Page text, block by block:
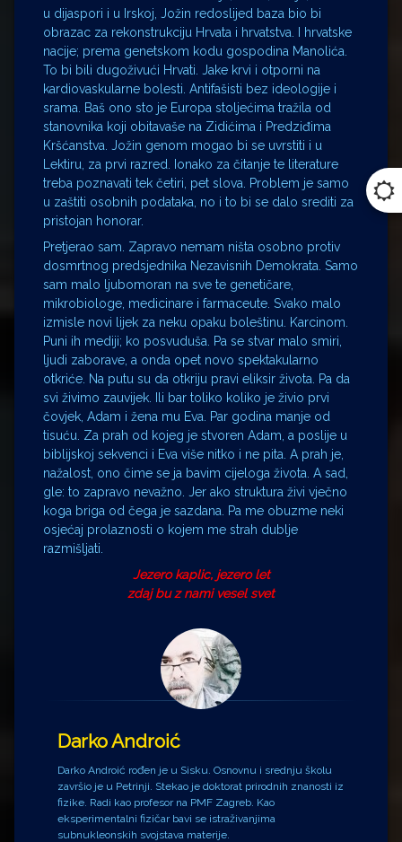
u dijaspori i u Irskoj, Jožin redoslijed baza bio bi
obrazac za rekonstrukciju Hrvata i hrvatstva. I hrvatske
nacije; prema genetskom kodu gospodina Manolića.
To bi bili dugoživući Hrvati. Jake krvi i otporni na
kardiovaskularne bolesti. Antifašisti bez ideologije i
srama. Baš ono sto je Europa stoljećima tražila od
stanovnika koji obitavaše na Zidićima i Predziđima
Kršćanstva. Jožin genom mogao bi se uvrstiti i u
Lektiru, za prvi razred. Ionako za čitanje te literature
treba poznavati tek četiri, pet slova. Problem je samo
u zaštiti osobnih podataka, no i to bi se dalo srediti za
pristojan honorar.
Pretjerao sam. Zapravo nemam ništa osobno protiv
dosmrtnog predsjednika Nezavisnih Demokrata. Samo
sam malo ljubomoran na sve te genetičare,
mikrobiologe, medicinare i farmaceute. Svako malo
izmisle novi lijek za neku opaku boleštinu. Karcinom.
Puni ih mediji; ko posvuduša. Pa se stvar malo smiri,
ljudi zaborave, a onda opet novo spektakularno
otkriće. Na putu su da otkriju pravi eliksir života. Pa da
svi živimo zauvijek. Ili bar toliko koliko je živio prvi
čovjek, Adam i žena mu Eva. Par godina manje od
tisuću. Za prah od kojeg je stvoren Adam, a poslije u
biblijskoj sekvenci i Eva više nitko i ne pita. A prah je,
nažalost, ono čime se ja bavim cijeloga života. A sad,
gle: to zapravo nevažno. Jer ako struktura živi vječno
koga briga od čega je sazdana. Pa me obuzme neki
osjećaj prolaznosti o kojem me strah dublje
razmišljati.
Jezero kaplic, jezero let
zdaj bu z nami vesel svet
Darko Androić
Darko Androić rođen je u Sisku. Osnovnu i srednju školu
završio je u Petrinji. Stekao je doktorat prirodnih znanosti iz
fizike. Radi kao profesor na PMF Zagreb. Kao
eksperimentalni fizičar bavi se istraživanjima
subnukleonskih svojstava materije.